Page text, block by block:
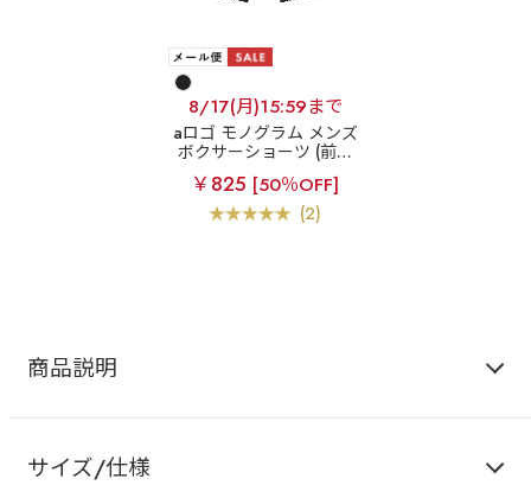
8/17(月)15:59まで
aロゴ モノグラム メンズ
ボクサーショーツ (前開
き)
￥825 [50％OFF]
(2)
商品説明
サイズ/仕様